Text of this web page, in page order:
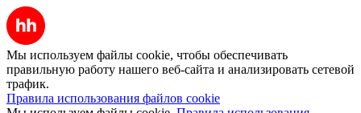
Мы используем файлы cookie, чтобы обеспечивать
правильную работу нашего веб-сайта и анализировать сетевой
трафик.
Правила использования файлов cookie